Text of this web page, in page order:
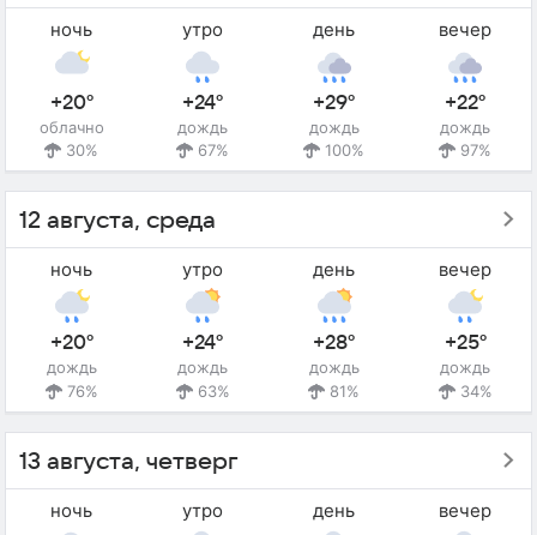
ночь
+20°
облачно
30%
утро
+24°
дождь
67%
день
+29°
дождь
100%
вечер
+22°
дождь
97%
12 августа, среда
ночь
+20°
дождь
76%
утро
+24°
дождь
63%
день
+28°
дождь
81%
вечер
+25°
дождь
34%
13 августа, четверг
ночь утро день вечер